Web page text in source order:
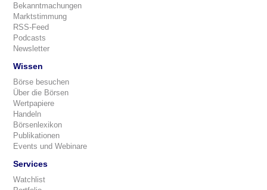
Bekanntmachungen
Marktstimmung
RSS-Feed
Podcasts
Newsletter
Wissen
Börse besuchen
Über die Börsen
Wertpapiere
Handeln
Börsenlexikon
Publikationen
Events und Webinare
Services
Watchlist